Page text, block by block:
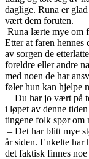
daglige. Runa er
vært dem foruten.
Runa lærte mye om
Etter at faren
av sorgen de
foreldre eller andre
med noen de har
føler hun kan hjelpe
– Du har jo vært på
i løpet av denne
tingene folk spør om
– Det har blitt mye
år siden. Enkelte har
det faktisk finnes